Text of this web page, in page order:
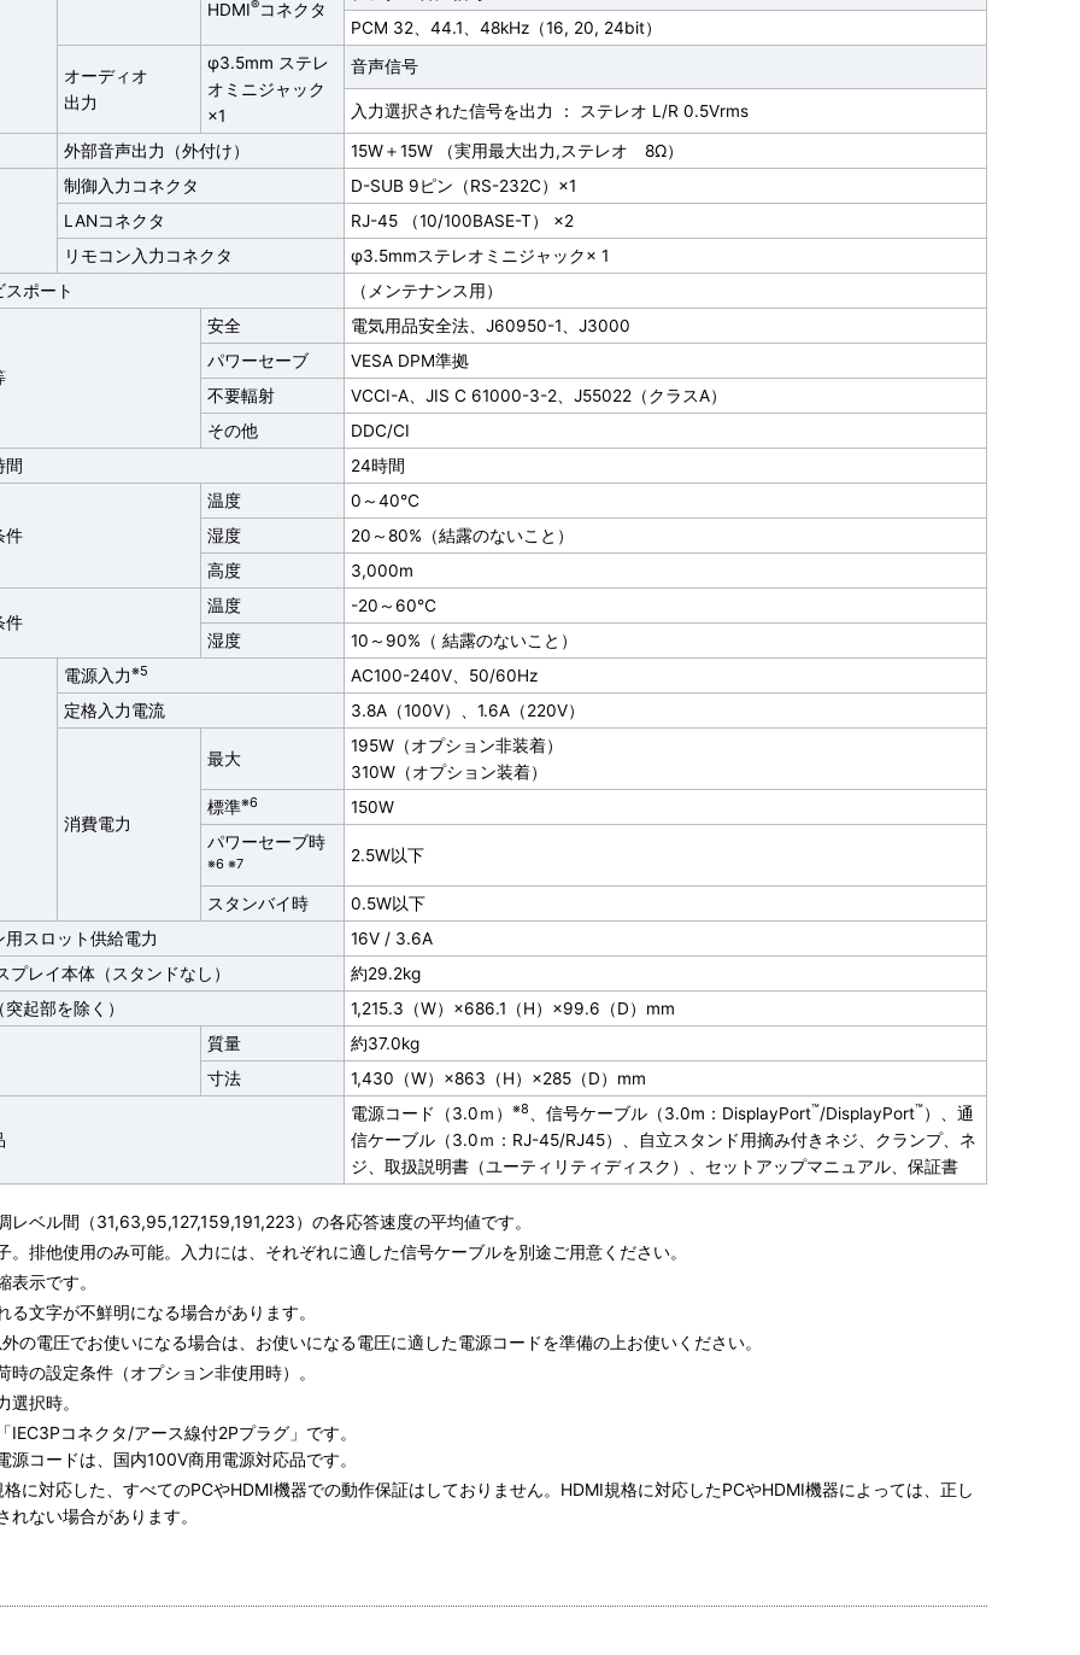
HDMI®コネクタ
PCM 32、44.1、48kHz（16, 20, 24bit）
オーディオ
出力
φ3.5mm ステレ
オミニジャック
×1
音声信号
入力選択された信号を出力 ： ステレオ L/R 0.5Vrms
外部音声出力（外付け） 15W＋15W （実用最大出力,ステレオ 8Ω）
制御入力コネクタ
D-SUB 9ピン（RS-232C）×1
LANコネクタ
RJ-45 （10/100BASE-T） ×2
リモコン入力コネクタ
φ3.5mmステレオミニジャック× 1
スポート
（メンテナンス用）
安全
電気用品安全法、J60950-1、J3000
パワーセーブ
VESA DPM準拠
不要輻射
VCCI-A、JIS C 61000-3-2、J55022（クラスA）
その他
DDC/CI
間
24時間
件
温度
0～40℃
湿度
20～80%（結露のないこと）
高度
3,000m
件
温度
-20～60℃
湿度
10～90%（ 結露のないこと）
電源入力※5
AC100-240V、50/60Hz
定格入力電流
3.8A（100V）、1.6A（220V）
消費電力
最大
195W（オプション非装着）
310W（オプション装着）
標準※6
150W
パワーセーブ時
※6 ※7 2.5W以下
スタンバイ時
0.5W以下
用スロット供給電力
16V / 3.6A
プレイ本体（スタンドなし）
約29.2kg
起部を除く）
1,215.3（W）×686.1（H）×99.6（D）mm
質量
約37.0kg
寸法
1,430（W）×863（H）×285（D）mm
電源コード（3.0ｍ） ※8 、信号ケーブル（3.0m：DisplayPort™/DisplayPort™）、通
信ケーブル（3.0ｍ：RJ-45/RJ45）、自立スタンド用摘み付きネジ、クランプ、ネ
ジ、取扱説明書（ユーティリティディスク）、セットアップマニュアル、保証書
レベル間（31,63,95,127,159,191,223）の各応答速度の平均値です。
。排他使用のみ可能。入力には、それぞれに適した信号ケーブルを別途ご用意ください。
表示です。
る文字が不鮮明になる場合があります。
の電圧でお使いになる場合は、お使いになる電圧に適した電源コードを準備の上お使いください。
時の設定条件（オプション非使用時）。
選択時。
IEC3Pコネクタ/アース線付2Pプラグ」です。
源コードは、国内100V商用電源対応品です。
格に対応した、すべてのPCやHDMI機器での動作保証はしておりません。HDMI規格に対応したPCやHDMI機器によっては、正し
れない場合があります。